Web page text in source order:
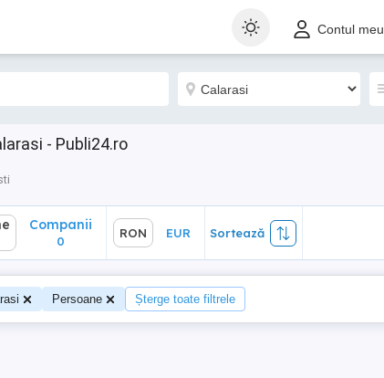
Contul meu
- Publi24.ro
Sortează
Companii
0
RON EUR Sortează
Persoane Șterge toate filtrele